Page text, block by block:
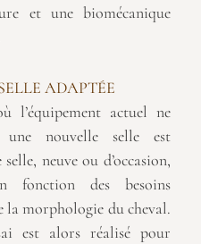
et une biomécanique
ADAPTÉE
l’équipement actuel ne
une nouvelle selle est
neuve ou d’occasion,
fonction des besoins
la morphologie du cheval.
est alors réalisé pour